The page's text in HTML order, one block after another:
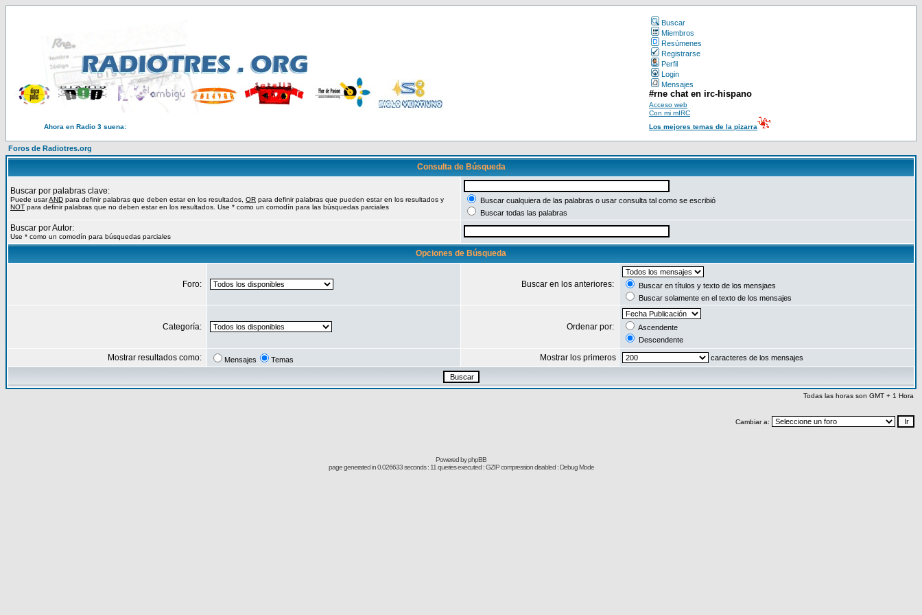
Buscar
Miembros
Resúmenes
Registrarse
Perfil
Login
Mensajes
#rne chat en irc-hispano
Acceso web
Con mi mIRC
Ahora en Radio 3 suena:
Los mejores temas de la pizarra
Foros de Radiotres.org
Consulta de Búsqueda
Buscar por palabras clave:
Puede usarAND para definir palabras que deben estar en los resultados, OR para definir palabras que pueden estar en los resultados y
NOT para definir palabras que no deben estar en los resultados. Use * como un comodín para las búsquedas parciales
Buscar cualquiera de las palabras o usar consulta tal como se escribió
Buscar todas las palabras
Buscar por Autor:
Use * como un comodín para búsquedas parciales
Opciones de Búsqueda
Foro: Buscar en los anteriores:
Buscar en títulos y texto de los mensjaes
Buscar solamente en el texto de los mensajes
Categoría: Ordenar por:
Ascendente
Descendente
Mostrar resultados como: Mensajes Temas Mostrar los primeros caracteres de los mensajes
Todas las horas son GMT + 1 Hora
Cambiar a:
Powered byphpBB
page generated in 0.026633 seconds : 11 queries executed : GZIP compression disabled : Debug Mode